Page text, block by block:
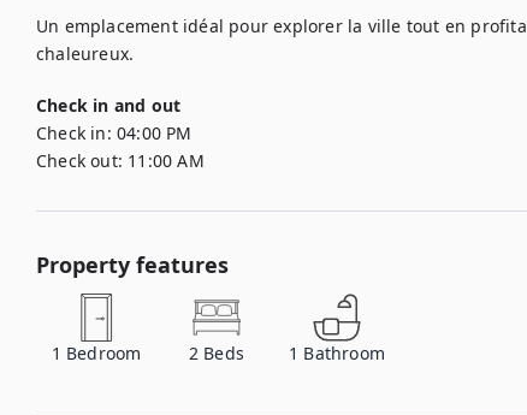
Un emplacement idéal pour explorer la ville tout en
chaleureux.
Check in and out
Check in: 04:00 PM
Check out: 11:00 AM
Property features
1 Bedroom 2 Beds 1 Bathroom